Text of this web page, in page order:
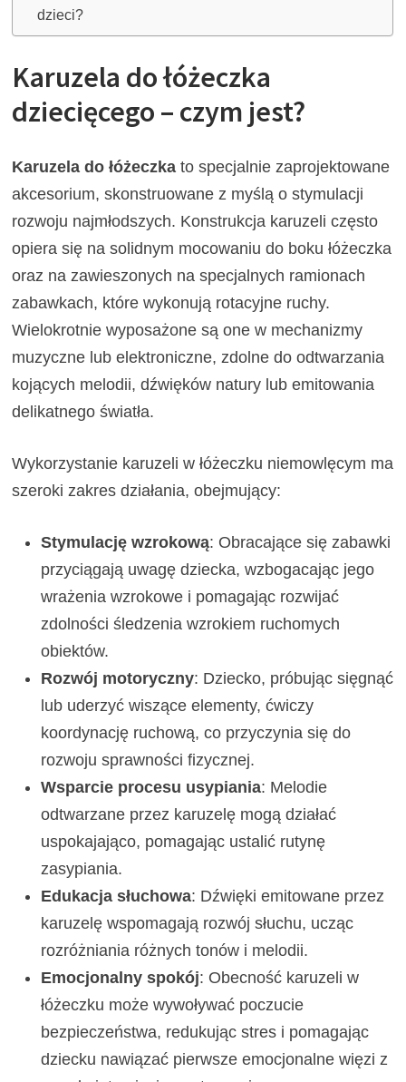
dzieci?
Karuzela do łóżeczka
dziecięcego – czym jest?
Karuzela do łóżeczka to specjalnie zaprojektowane
akcesorium, skonstruowane z myślą o stymulacji
rozwoju najmłodszych. Konstrukcja karuzeli często
opiera się na solidnym mocowaniu do boku łóżeczka
oraz na zawieszonych na specjalnych ramionach
zabawkach, które wykonują rotacyjne ruchy.
Wielokrotnie wyposażone są one w mechanizmy
muzyczne lub elektroniczne, zdolne do odtwarzania
kojących melodii, dźwięków natury lub emitowania
delikatnego światła.
Wykorzystanie karuzeli w łóżeczku niemowlęcym ma
szeroki zakres działania, obejmujący:
Stymulację wzrokową: Obracające się zabawki
przyciągają uwagę dziecka, wzbogacając jego
wrażenia wzrokowe i pomagając rozwijać
zdolności śledzenia wzrokiem ruchomych
obiektów.
Rozwój motoryczny: Dziecko, próbując sięgnąć
lub uderzyć wiszące elementy, ćwiczy
koordynację ruchową, co przyczynia się do
rozwoju sprawności fizycznej.
Wsparcie procesu usypiania: Melodie
odtwarzane przez karuzelę mogą działać
uspokajająco, pomagając ustalić rutynę
zasypiania.
Edukacja słuchowa: Dźwięki emitowane przez
karuzelę wspomagają rozwój słuchu, ucząc
rozróżniania różnych tonów i melodii.
Emocjonalny spokój: Obecność karuzeli w
łóżeczku może wywoływać poczucie
bezpieczeństwa, redukując stres i pomagając
dziecku nawiązać pierwsze emocjonalne więzi z